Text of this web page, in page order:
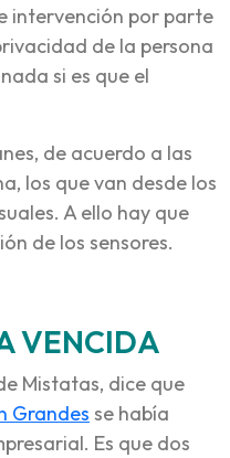
intervención por parte
de la persona
si es que el
de acuerdo a las
los que van desde los
A ello hay que
de los sensores.
VENCIDA
Mistatas, dice que
Grandes se había
Es que dos